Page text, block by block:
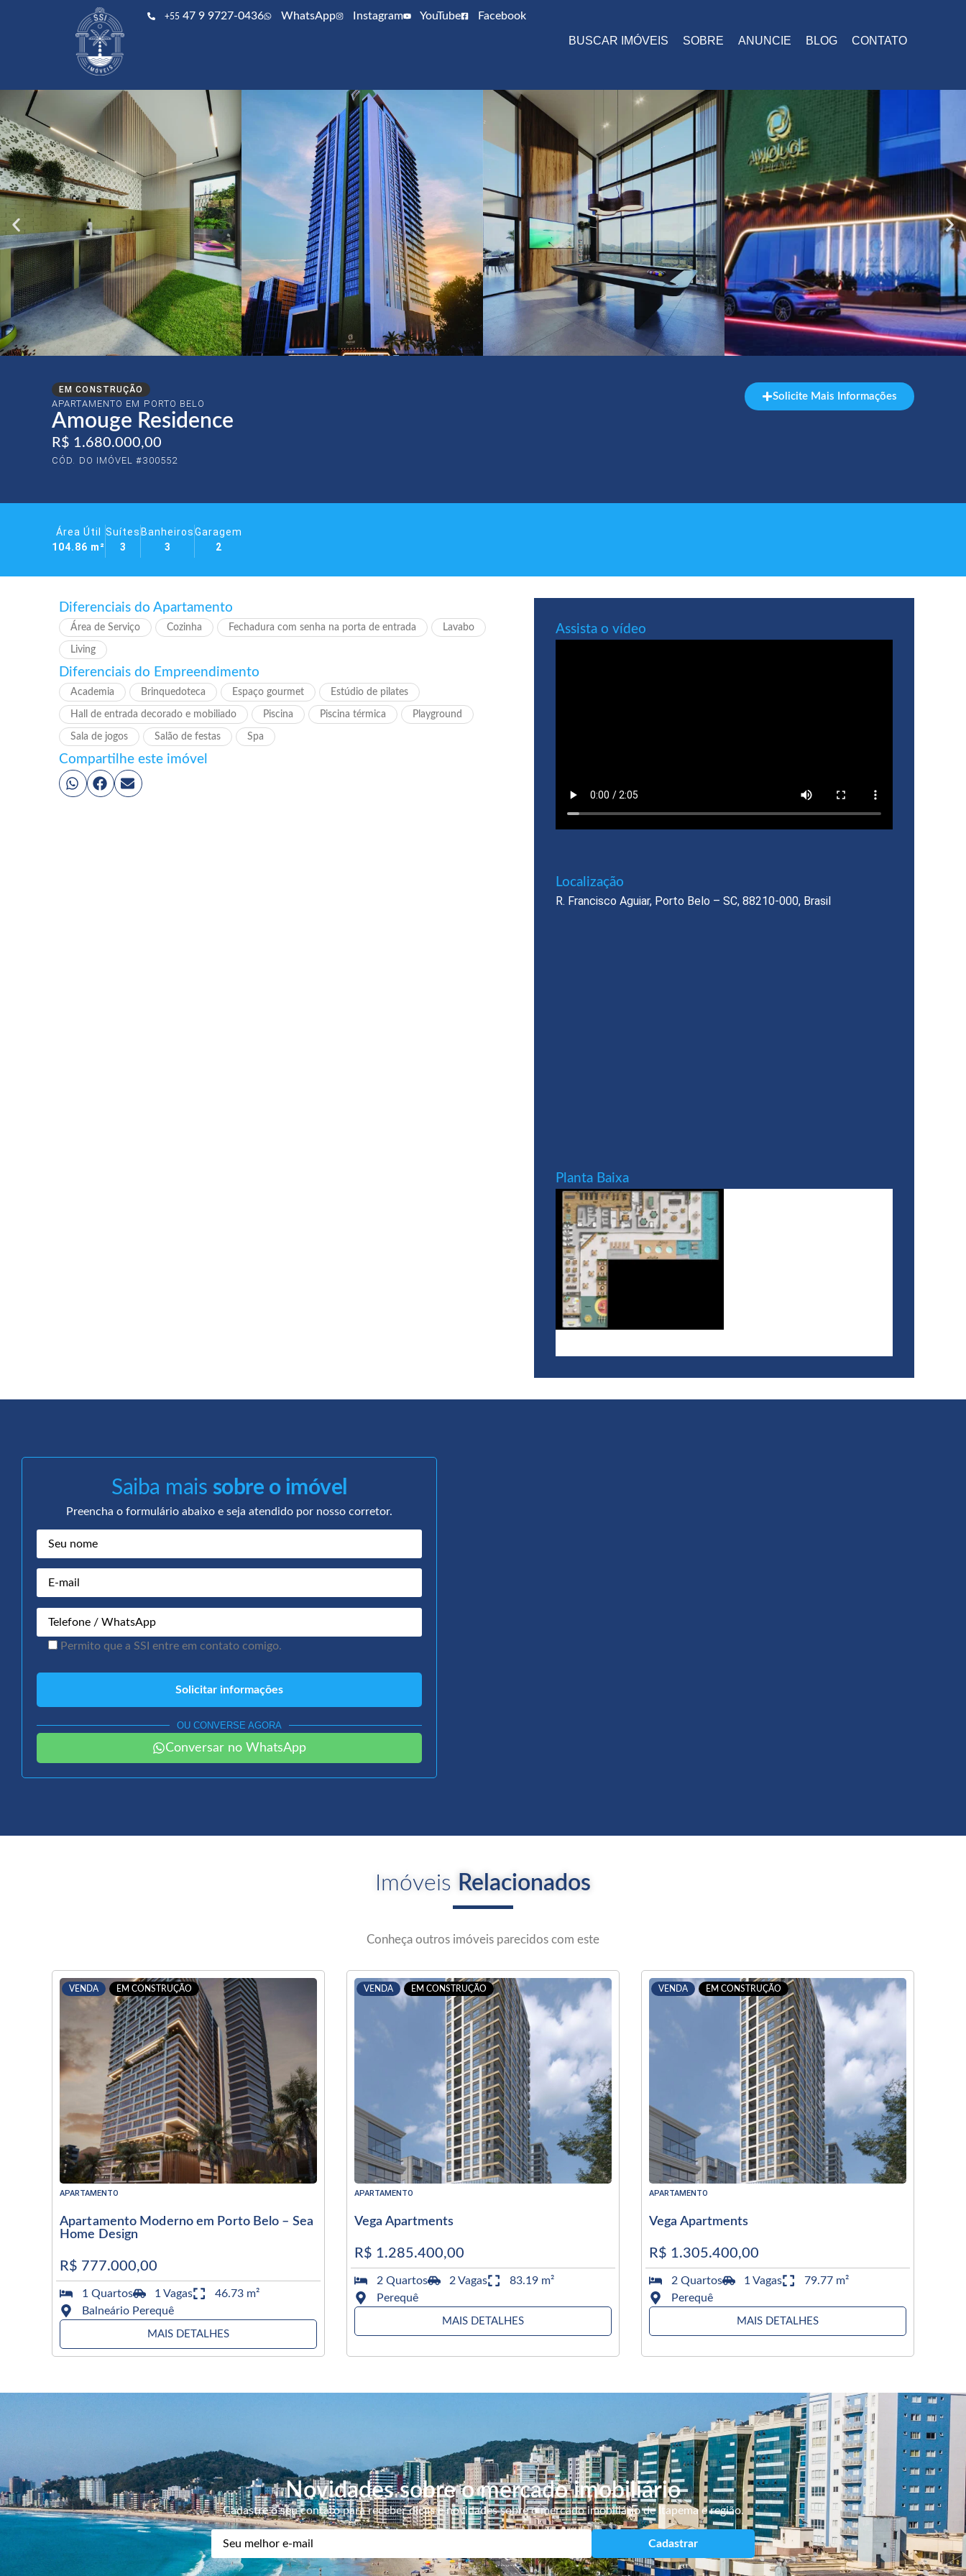
+55 47 9 9727-0436 WhatsApp Instagram YouTube Facebook
BUSCAR IMÓVEIS SOBRE ANUNCIE BLOG CONTATO
EM CONSTRUÇÃO
APARTAMENTO EM PORTO BELO
Amouge Residence
R$ 1.680.000,00
CÓD. DO IMÓVEL #300552
Solicite Mais Informações
Área Útil
104.86 m²
Suítes
3
Banheiros
3
Garagem
2
Diferenciais do Apartamento
Área de Serviço Cozinha Fechadura com senha na porta de entrada Lavabo
Living
Diferenciais do Empreendimento
Academia Brinquedoteca Espaço gourmet Estúdio de pilates
Hall de entrada decorado e mobiliado Piscina Piscina térmica Playground
Sala de jogos Salão de festas Spa
Compartilhe este imóvel
Assista o vídeo
Localização​
R. Francisco Aguiar, Porto Belo – SC, 88210-000, Brasil
Planta Baixa
Saiba mais sobre o imóvel
Preencha o formulário abaixo e seja atendido por nosso corretor.
Permito que a SSI entre em contato comigo.
OU CONVERSE AGORA
Conversar no WhatsApp
Imóveis Relacionados
Conheça outros imóveis parecidos com este
APARTAMENTO
Apartamento Moderno em Porto Belo – Sea
Home Design
R$ 777.000,00
1 Quartos 1 Vagas
46.73 m²
Balneário Perequê
MAIS DETALHES
VENDA EM CONSTRUÇÃO
APARTAMENTO
Vega Apartments
R$ 1.285.400,00
2 Quartos 2 Vagas
83.19 m²
Perequê
MAIS DETALHES
VENDA EM CONSTRUÇÃO
APARTAMENTO
Vega Apartments
R$ 1.305.400,00
2 Quartos 1 Vagas
79.77 m²
Perequê
MAIS DETALHES
VENDA EM CONSTRUÇÃO
Novidades sobre o mercado imobiliário
Cadastre o seu contato para receber dicas e novidades sobre o mercado imobiliário de Itapema e região.